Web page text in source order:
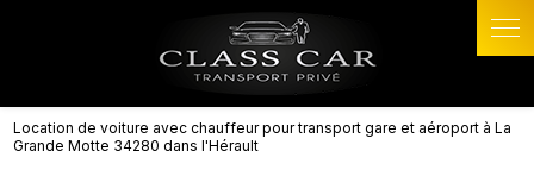
Location de voiture avec chauffeur pour transport gare et aéroport à La
Grande Motte 34280 dans l'Hérault